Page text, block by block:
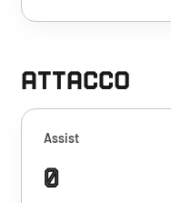
ATTACCO
Assist
0